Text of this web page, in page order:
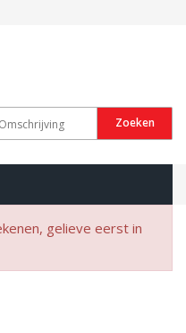
Zoeken
gelieve eerst in